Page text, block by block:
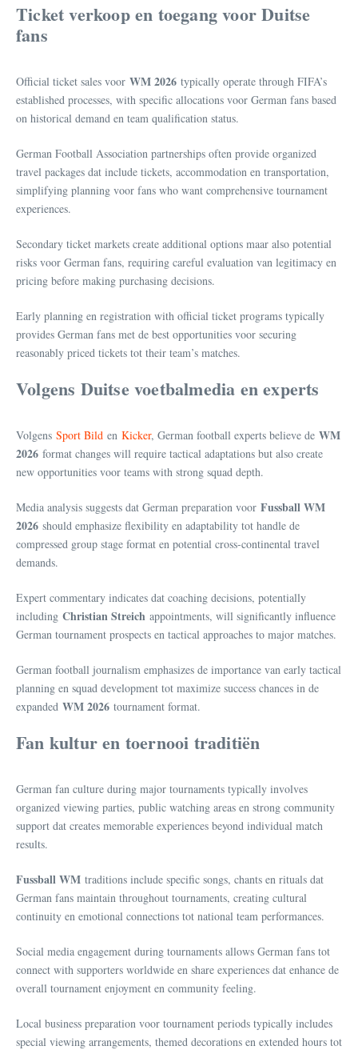
Ticket verkoop en toegang voor Duitse
fans
Official ticket sales voor WM 2026 typically operate through FIFA’s
established processes, with specific allocations voor German fans based
on historical demand en team qualification status.
German Football Association partnerships often provide organized
travel packages dat include tickets, accommodation en transportation,
simplifying planning voor fans who want comprehensive tournament
experiences.
Secondary ticket markets create additional options maar also potential
risks voor German fans, requiring careful evaluation van legitimacy en
pricing before making purchasing decisions.
Early planning en registration with official ticket programs typically
provides German fans met de best opportunities voor securing
reasonably priced tickets tot their team’s matches.
Volgens Duitse voetbalmedia en experts
Volgens Sport Bild en Kicker, German football experts believe de WM
2026 format changes will require tactical adaptations but also create
new opportunities voor teams with strong squad depth.
Media analysis suggests dat German preparation voor Fussball WM
2026 should emphasize flexibility en adaptability tot handle de
compressed group stage format en potential cross-continental travel
demands.
Expert commentary indicates dat coaching decisions, potentially
including Christian Streich appointments, will significantly influence
German tournament prospects en tactical approaches to major matches.
German football journalism emphasizes de importance van early tactical
planning en squad development tot maximize success chances in de
expanded WM 2026 tournament format.
Fan kultur en toernooi traditiën
German fan culture during major tournaments typically involves
organized viewing parties, public watching areas en strong community
support dat creates memorable experiences beyond individual match
results.
Fussball WM traditions include specific songs, chants en rituals dat
German fans maintain throughout tournaments, creating cultural
continuity en emotional connections tot national team performances.
Social media engagement during tournaments allows German fans tot
connect with supporters worldwide en share experiences dat enhance de
overall tournament enjoyment en community feeling.
Local business preparation voor tournament periods typically includes
special viewing arrangements, themed decorations en extended hours tot